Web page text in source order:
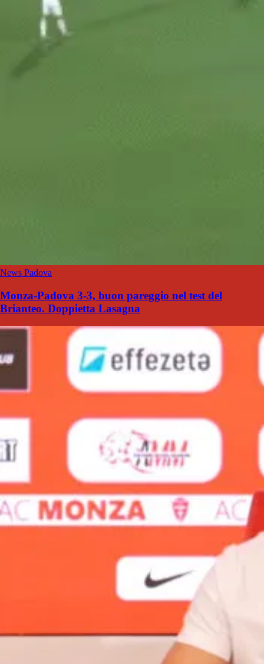
News Padova
Monza-Padova 3-3, buon pareggio nel test del
Brianteo. Doppietta Lasagna